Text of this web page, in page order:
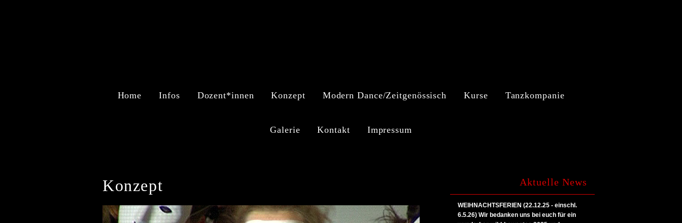
Home Infos Dozent*innen Konzept Modern Dance/Zeitgenössisch Kurse Tanzkompanie
Galerie Kontakt Impressum
Konzept Aktuelle News
WEIHNACHTSFERIEN (22.12.25 - einschl.
6.5.26) Wir bedanken uns bei euch für ein